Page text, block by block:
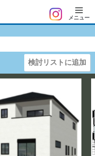
メニュー
検討リストに追加